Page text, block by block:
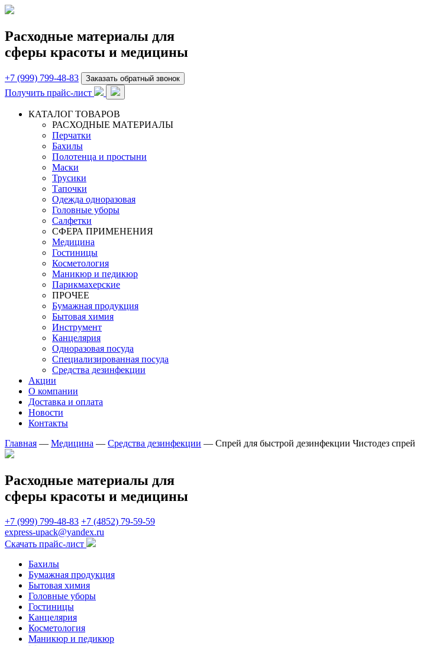
Расходные материалы для
сферы красоты и медицины
+7 (999) 799-48-83 Заказать обратный звонок
Получить прайс-лист
КАТАЛОГ ТОВАРОВ
РАСХОДНЫЕ МАТЕРИАЛЫ
Перчатки
Бахилы
Полотенца и простыни
Маски
Трусики
Тапочки
Одежда одноразовая
Головные уборы
Салфетки
СФЕРА ПРИМЕНЕНИЯ
Медицина
Гостиницы
Косметология
Маникюр и педикюр
Парикмахерские
ПРОЧЕЕ
Бумажная продукция
Бытовая химия
Инструмент
Канцелярия
Одноразовая посуда
Специализированная посуда
Средства дезинфекции
Акции
О компании
Доставка и оплата
Новости
Контакты
Главная — Медицина — Средства дезинфекции — Спрей для быстрой дезинфекции Чистодез спрей
Расходные материалы для
сферы красоты и медицины
+7 (999) 799-48-83 +7 (4852) 79-59-59
express-upack@yandex.ru
Скачать прайс-лист
Бахилы
Бумажная продукция
Бытовая химия
Головные уборы
Гостиницы
Канцелярия
Косметология
Маникюр и педикюр